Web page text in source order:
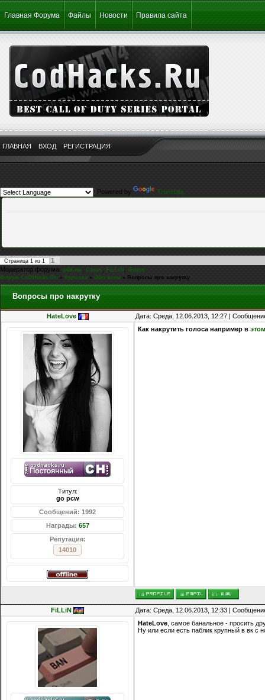
Главная Форума Файлы Новости Правила сайта
ГЛАВНАЯ ВХОД РЕГИСТРАЦИЯ
Powered by Translate
Страница 1 из 1
1
Модератор форума:g0d-me,Casus, FiLLiN,iEnjoy
Форум CoDHacks.Ru » Курилка » Обо всем » Вопросы про накрутку
Вопросы про накрутку
HateLove Дата: Среда, 12.06.2013, 12:27 |
Титул:
go pcw
Сообщений: 1992
Награды: 657
Репутация:
14010
Как накрутить голоса например в этом
FiLLiN Дата: Среда, 12.06.2013, 12:33 |
HateLove , самое банальное - просить
Ну или если есть паблик крупный в вк с